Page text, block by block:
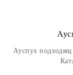
Ауспух